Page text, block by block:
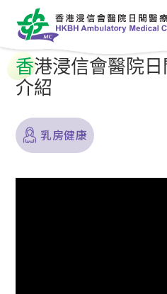
香港浸信會醫院
介紹
乳房健康